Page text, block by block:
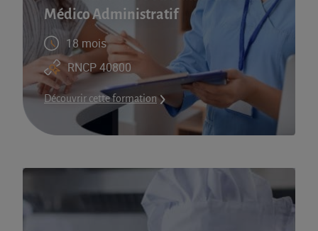
Médico Administratif
18 mois
RNCP 40800
Découvrir cette formation